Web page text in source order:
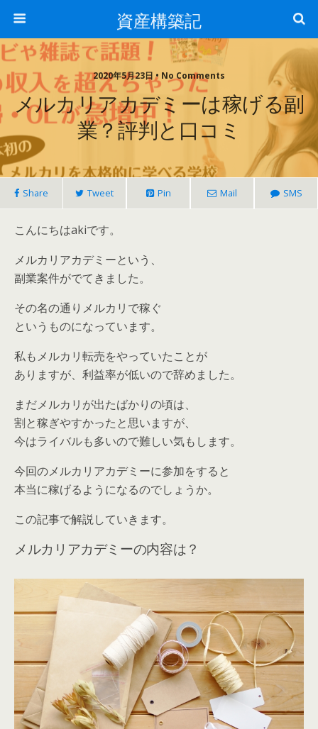
資産構築記
2020年5月23日 • No Comments
メルカリアカデミーは稼げる副
業？評判と口コミ
Share Tweet Pin Mail SMS
こんにちはakiです。
メルカリアカデミーという、
副業案件がでてきました。
その名の通りメルカリで稼ぐ
というものになっています。
私もメルカリ転売をやっていたことが
ありますが、利益率が低いので辞めました。
まだメルカリが出たばかりの頃は、
割と稼ぎやすかったと思いますが、
今はライバルも多いので難しい気もします。
今回のメルカリアカデミーに参加をすると
本当に稼げるようになるのでしょうか。
この記事で解説していきます。
メルカリアカデミーの内容は？